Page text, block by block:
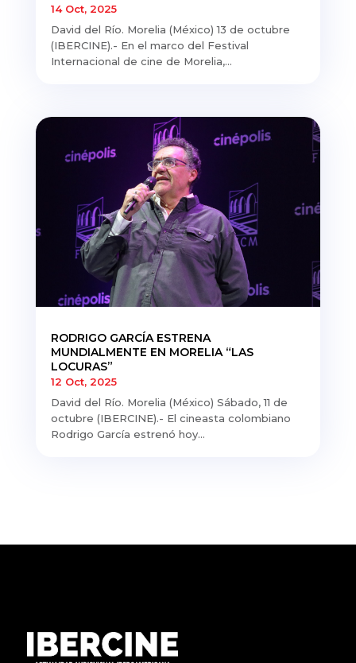
14 Oct, 2025
David del Río. Morelia (México) 13 de octubre
(IBERCINE).- En el marco del Festival
Internacional de cine de Morelia,...
RODRIGO GARCÍA ESTRENA
MUNDIALMENTE EN MORELIA “LAS
LOCURAS”
12 Oct, 2025
David del Río. Morelia (México) Sábado, 11 de
octubre (IBERCINE).- El cineasta colombiano
Rodrigo García estrenó hoy...